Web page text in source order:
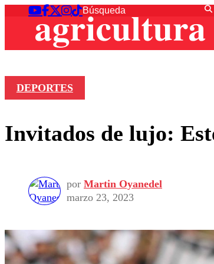
DEPORTES
Invitados de lujo:
por Martin Oyanedel
marzo 23, 2023